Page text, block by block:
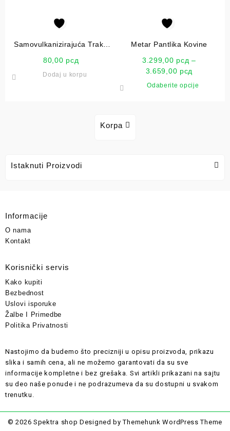
Korpa
Samovulkanizirajuća Traka
80,00 рсд
Dodaj u korpu
Metar Pantlika Kovine
3.299,00 рсд –
3.659,00 рсд
Odaberite opcije
Istaknuti Proizvodi
Informacije
O nama
Kontakt
Korisnički servis
Kako kupiti
Bezbednost
Uslovi isporuke
Žalbe I Primedbe
Politika Privatnosti
Nastojimo da budemo što precizniji u opisu proizvoda, prikazu
slika i samih cena, ali ne možemo garantovati da su sve
informacije kompletne i bez grešaka. Svi artikli prikazani na sajtu
su deo naše ponude i ne podrazumeva da su dostupni u svakom
trenutku.
© 2026 Spektra shop Designed by Themehunk WordPress Theme